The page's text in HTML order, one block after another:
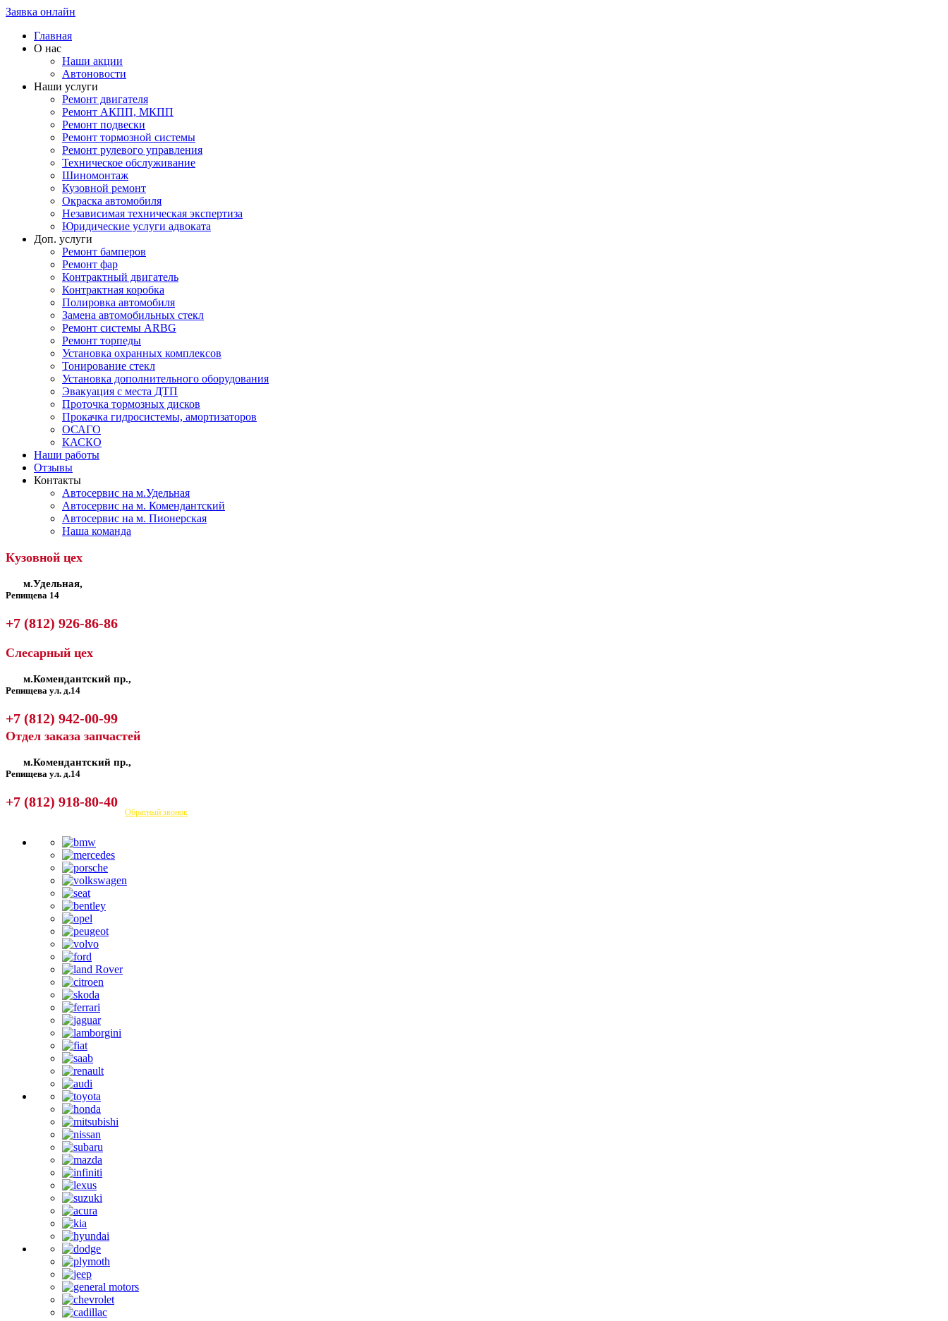
Заявка онлайн
Главная
О нас
Наши акции
Автоновости
Наши услуги
Ремонт двигателя
Ремонт АКПП, МКПП
Ремонт подвески
Ремонт тормозной системы
Ремонт рулевого управления
Техническое обслуживание
Шиномонтаж
Кузовной ремонт
Окраска автомобиля
Независимая техническая экспертиза
Юридические услуги адвоката
Доп. услуги
Ремонт бамперов
Ремонт фар
Контрактный двигатель
Контрактная коробка
Полировка автомобиля
Замена автомобильных стекл
Ремонт системы ARBG
Ремонт торпеды
Установка охранных комплексов
Тонирование стекл
Установка дополнительного оборудования
Эвакуация с места ДТП
Проточка тормозных дисков
Прокачка гидросистемы, амортизаторов
ОСАГО
КАСКО
Наши работы
Отзывы
Контакты
Автосервис на м.Удельная
Автосервис на м. Комендантский
Автосервис на м. Пионерская
Наша команда
Кузовной цех
м.Удельная,
Репищева 14
+7 (812) 926-86-86
Слесарный цех
м.Комендантский пр.,
Репищева ул. д.14
+7 (812) 942-00-99
Отдел заказа запчастей
м.Комендантский пр.,
Репищева ул. д.14
+7 (812) 918-80-40
Посмотреть на карте Обратный звонок